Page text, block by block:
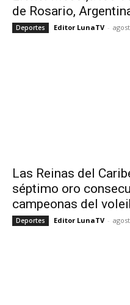
de Rosario,
Deportes Editor LunaTV -
Las Reinas del
séptimo oro
campeonas del
Deportes Editor LunaTV -